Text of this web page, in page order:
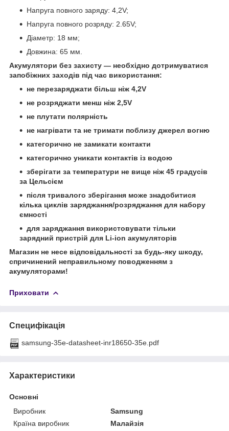
Напруга повного заряду: 4,2V;
Напруга повного розряду: 2.65V;
Діаметр: 18 мм;
Довжина: 65 мм.
Акумулятори без захисту — необхідно дотримуватися
запобіжних заходів під час використання:
не перезаряджати більш ніж 4,2V
не розряджати менш ніж 2,5V
не плутати полярність
не нагрівати та не тримати поблизу джерел вогню
категорично не замикати контакти
категорично уникати контактів із водою
зберігати за температури не вище ніж 45 градусів
за Цельсієм
після тривалого зберігання може знадобитися
кілька циклів заряджання/розряджання для набору
ємності
для заряджання використовувати тільки
зарядний пристрій для Li-ion акумуляторів
Магазин не несе відповідальності за будь-яку шкоду,
спричинений неправильному поводженням з
акумуляторами!
Приховати
Специфікація
samsung-35e-datasheet-inr18650-35e.pdf
Характеристики
Основні
Виробник
Samsung
Країна виробник
Малайзія